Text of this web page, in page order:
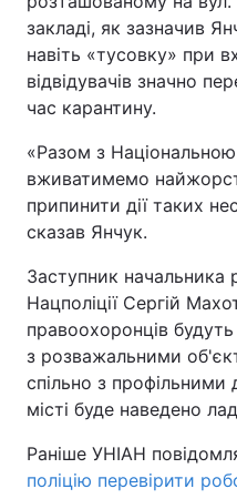
закладі, як зазначив
навіть «тусовку» при
відвідувачів значно
час карантину.
«Разом з
вживатимемо
припинити дії таких
сказав Янчук.
Заступник начальника
Нацполіції Сергій
правоохоронців
з розважальними
спільно з
місті буде наведено лад
Раніше УНІАН
поліцію перевірити